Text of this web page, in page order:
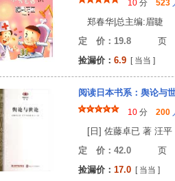
10 分 523
郑春华|总主编:眉睫
定 价：19.8 页
捡漏价： 6.9 [ 当当 ]
阅读日本书系：舆论与
10 分 200
[日] 佐藤卓已 著 汪平
定 价：42.0 页
捡漏价： 17.0 [ 当当 ]